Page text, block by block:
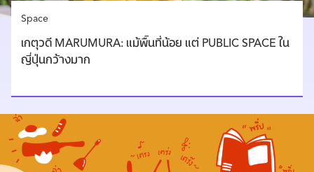
Space
เกตุวดี MARUMURA: แม้พื้นที่น้อย แต่ PUBLIC SPACE ใน
ญี่ปุ่นกว้างมาก